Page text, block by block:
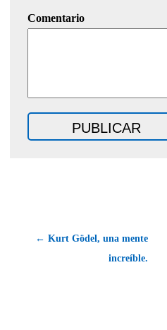
Comentario
← Kurt Gödel, una mente
increíble.